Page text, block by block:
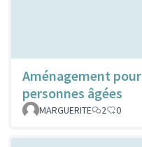
Aménagement pour
personnes âgées
MARGUERITE
2 0